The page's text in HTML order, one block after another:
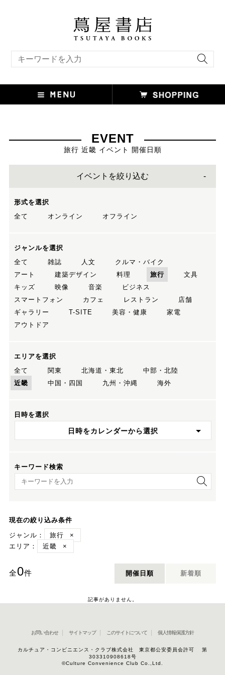
EVENT
旅行 近畿 イベント 開催日順
イベントを絞り込む
形式を選択
全て
オンライン オフライン
ジャンルを選択
全て
雑誌 人文
クルマ・バイク
アート
建築デザイン 料理 旅行
文具
キッズ
映像 音楽
ビジネス
スマートフォン
カフェ レストラン
店舗
ギャラリー
T-SITE 美容・健康
家電
アウトドア
エリアを選択
全て
関東 北海道・東北
中部・北陸
近畿
中国・四国 九州・沖縄 海外
日時を選択
日時をカレンダーから選択
キーワード検索
キーワード検索
現在の絞り込み条件
ジャンル：
旅行
×
エリア：
近畿 ×
全0件 開催日順 新着順
記事がありません。
お問い合わせ サイトマップ このサイトについて 個人情報保護方針
カルチュア・コンビニエンス・クラブ株式会社 東京都公安委員会許可 第
303310908618号
©Culture Convenience Club Co.,Ltd.